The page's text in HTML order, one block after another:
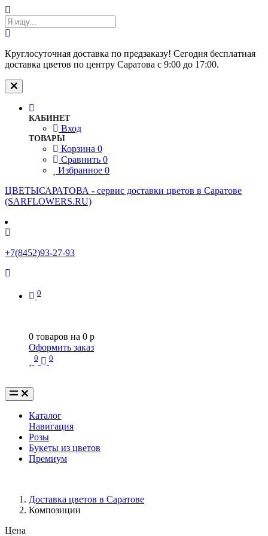
Круглосуточная доставка по предзаказу! Сегодня бесплатная
доставка цветов по центру Саратова с 9:00 до 17:00.
КАБИНЕТ
Вход
ТОВАРЫ
Корзина 0
Сравнить 0
Избранное 0
ЦВЕТЫСАРАТОВА - cервис доставки цветов в Саратове
(SARFLOWERS.RU)
+7(8452)93-27-93
0
0 товаров на 0 p
Оформить заказ
0 0
Каталог
Навигация
Розы
Букеты из цветов
Премиум
Доставка цветов в Саратове
Композиции
Цена